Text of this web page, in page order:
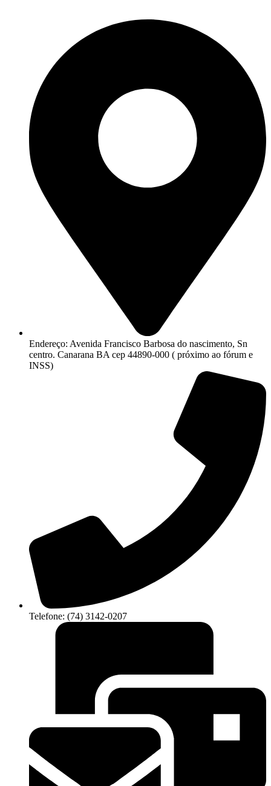
Endereço: Avenida Francisco Barbosa do nascimento, Sn
centro. Canarana BA cep 44890-000 ( próximo ao fórum e
INSS)
Telefone: (74) 3142-0207